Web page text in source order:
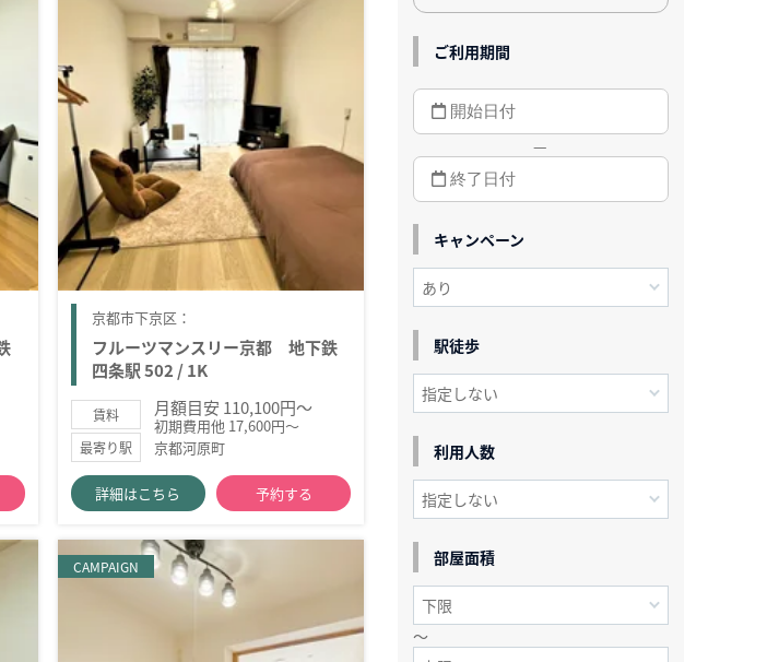
京都市下京区：
フルーツマンスリー京都 地下鉄
四条駅 502 / 1K
賃料 月額目安 110,100円～
初期費用他 17,600円～
最寄り駅 京都河原町
詳細はこちら 予約する
CAMPAIGN
ご利用期間
—
キャンペーン
駅徒歩
利用人数
部屋面積
～